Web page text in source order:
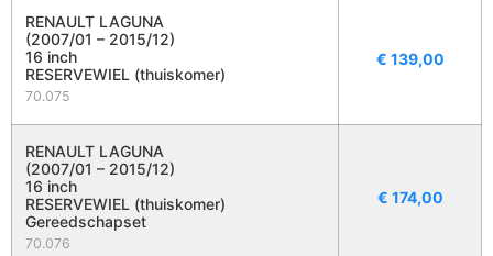
RENAULT LAGUNA
(2007/01 – 2015/12)
16 inch
RESERVEWIEL (thuiskomer)
70.075
€ 139,00
RENAULT LAGUNA
(2007/01 – 2015/12)
16 inch
RESERVEWIEL (thuiskomer)
Gereedschapset
70.076
€ 174,00